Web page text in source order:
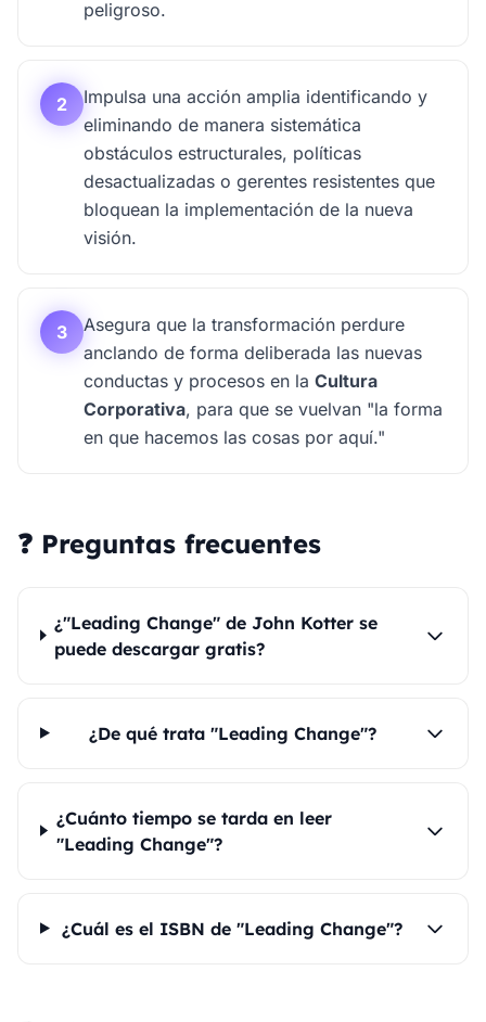
peligroso.
2
Impulsa una acción amplia identificando y
eliminando de manera sistemática
obstáculos estructurales, políticas
desactualizadas o gerentes resistentes que
bloquean la implementación de la nueva
visión.
3
Asegura que la transformación perdure
anclando de forma deliberada las nuevas
conductas y procesos en la Cultura
Corporativa, para que se vuelvan "la forma
en que hacemos las cosas por aquí."
❓ Preguntas frecuentes
¿"Leading Change" de John Kotter se
puede descargar gratis?
¿De qué trata "Leading Change"?
¿Cuánto tiempo se tarda en leer
"Leading Change"?
¿Cuál es el ISBN de "Leading Change"?